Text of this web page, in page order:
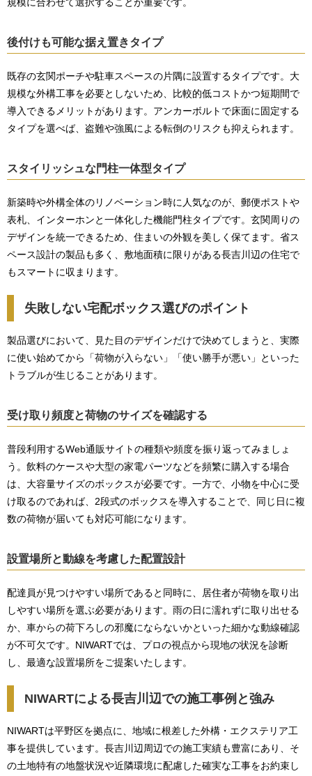
後付けも可能な据え置きタイプ
既存の玄関ポーチや駐車スペースの片隅に設置するタイプです。大
規模な外構工事を必要としないため、比較的低コストかつ短期間で
導入できるメリットがあります。アンカーボルトで床面に固定する
タイプを選べば、盗難や強風による転倒のリスクも抑えられます。
スタイリッシュな門柱一体型タイプ
新築時や外構全体のリノベーション時に人気なのが、郵便ポストや
表札、インターホンと一体化した機能門柱タイプです。玄関周りの
デザインを統一できるため、住まいの外観を美しく保てます。省ス
ペース設計の製品も多く、敷地面積に限りがある長吉川辺の住宅で
もスマートに収まります。
失敗しない宅配ボックス選びのポイント
製品選びにおいて、見た目のデザインだけで決めてしまうと、実際
に使い始めてから「荷物が入らない」「使い勝手が悪い」といった
トラブルが生じることがあります。
受け取り頻度と荷物のサイズを確認する
普段利用するWeb通販サイトの種類や頻度を振り返ってみましょ
う。飲料のケースや大型の家電パーツなどを頻繁に購入する場合
は、大容量サイズのボックスが必要です。一方で、小物を中心に受
け取るのであれば、2段式のボックスを導入することで、同じ日に複
数の荷物が届いても対応可能になります。
設置場所と動線を考慮した配置設計
配達員が見つけやすい場所であると同時に、居住者が荷物を取り出
しやすい場所を選ぶ必要があります。雨の日に濡れずに取り出せる
か、車からの荷下ろしの邪魔にならないかといった細かな動線確認
が不可欠です。NIWARTでは、プロの視点から現地の状況を診断
し、最適な設置場所をご提案いたします。
NIWARTによる長吉川辺での施工事例と強み
NIWARTは平野区を拠点に、地域に根差した外構・エクステリア工
事を提供しています。長吉川辺周辺での施工実績も豊富にあり、そ
の土地特有の地盤状況や近隣環境に配慮した確実な工事をお約束し